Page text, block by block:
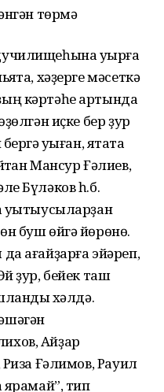
төрмә
уҡырға
хәҙерге мәсеткә
кәртәһе артында
иҫке бер ҙур
уҡыған, ятаҡта
Мансур Ғәлиев,
Бүләков һ.б.
уҡытыусыларҙан
буш өйгә йөрөнө.
ағайҙарға эйәреп,
ҙур, бейек таш
хәлдә.
Айҙар
Риза Ғәлимов, Рауил
ярамай”, тип